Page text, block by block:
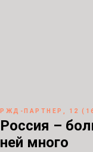
РЖД-ПАРТНЕР, 12
Россия –
ней много